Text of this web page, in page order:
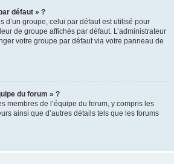
défaut » ?
d’un groupe, celui par défaut est utilisé pour
de groupe affichés par défaut. L’administrateur
votre groupe par défaut via votre panneau de
du forum » ?
membres de l’équipe du forum, y compris les
ainsi que d’autres détails tels que les forums